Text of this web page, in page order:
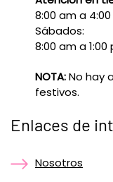
8:00 am a
Sábados:
8:00 am a 1:00
NOTA:No hay
festivos.
Enlaces de
Nosotros